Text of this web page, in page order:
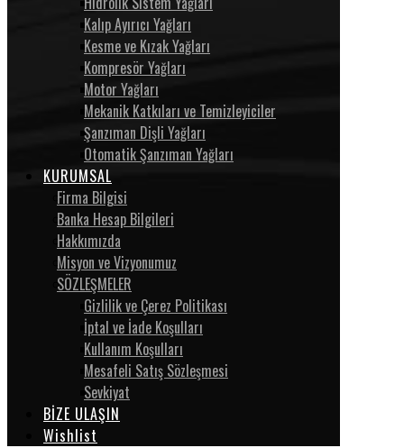
Kalıp Ayırıcı Yağları
Kesme ve Kızak Yağları
Kompresör Yağları
Motor Yağları
Mekanik Katkıları ve Temizleyiciler
Şanzıman Dişli Yağları
Otomatik Şanzıman Yağları
KURUMSAL
Firma Bilgisi
Banka Hesap Bilgileri
Hakkımızda
Misyon ve Vizyonumuz
SÖZLEŞMELER
Gizlilik ve Çerez Politikası
İptal ve İade Koşulları
Kullanım Koşulları
Mesafeli Satış Sözleşmesi
Sevkiyat
BİZE ULAŞIN
Wishlist